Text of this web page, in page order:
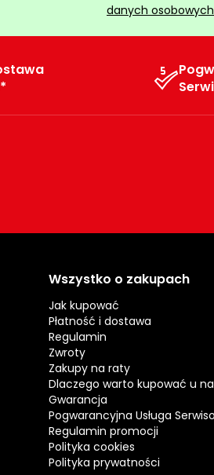
danych
Wszystko o zakupach
Jak kupować
Płatność i dostawa
Regulamin
Zwroty
Zakupy na raty
Dlaczego warto kupować u
Gwarancja
Pogwarancyjna Usługa
Regulamin promocji
Polityka cookies
Polityka prywatności